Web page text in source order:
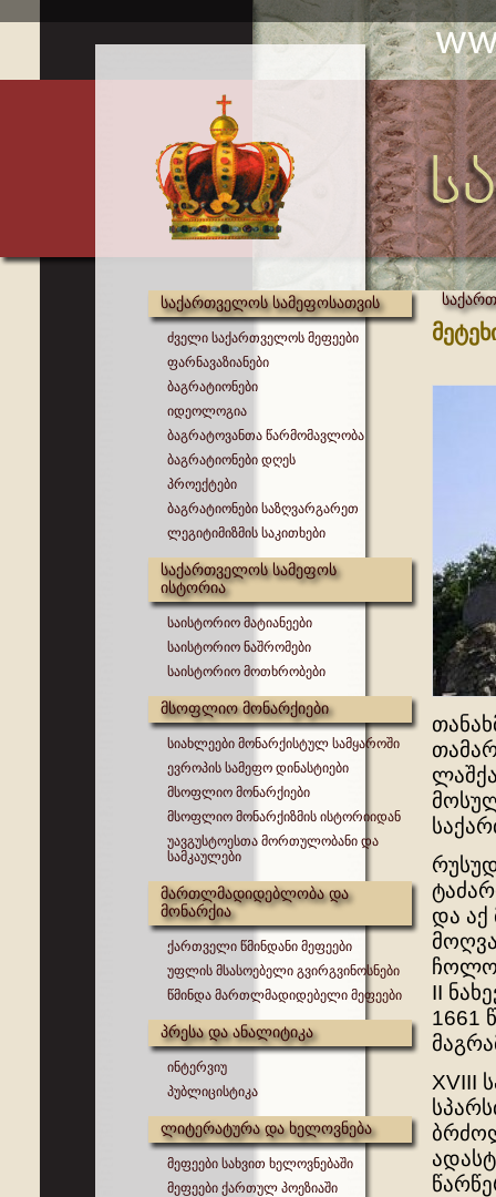
საქართველოს სამეფოსათვის
ძველი საქართველოს მეფეები
ფარნავაზიანები
ბაგრატიონები
იდეოლოგია
ბაგრატოვანთა წარმომავლობა
ბაგრატიონები დღეს
პროექტები
ბაგრატიონები საზღვარგარეთ
ლეგიტიმიზმის საკითხები
საქართველოს სამეფოს
ისტორია
საისტორიო მატიანეები
საისტორიო ნაშრომები
საისტორიო მოთხრობები
მსოფლიო მონარქიები
სიახლეები მონარქისტულ სამყაროში
ევროპის სამეფო დინასტიები
მსოფლიო მონარქიები
მსოფლიო მონარქიზმის ისტორიიდან
უავგუსტოესთა მორთულობანი და
სამკაულები
მართლმადიდებლობა და
მონარქია
ქართველი წმინდანი მეფეები
უფლის მსასოებელი გვირგვინოსნები
წმინდა მართლმადიდებელი მეფეები
პრესა და ანალიტიკა
ინტერვიუ
პუბლიცისტიკა
ლიტერატურა და ხელოვნება
მეფეები სახვით ხელოვნებაში
მეფეები ქართულ პოეზიაში
და აქ
II
1661
XVIII